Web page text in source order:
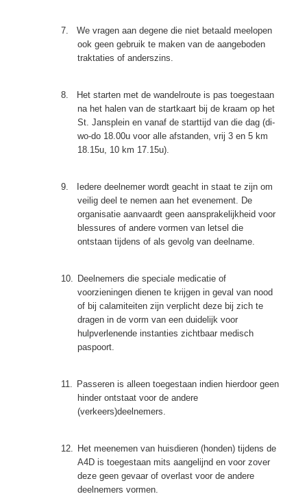
7.
We vragen aan degene die niet betaald meelopen
ook geen gebruik te maken van de aangeboden
traktaties of anderszins.
8.
Het starten met de wandelroute is pas toegestaan
na het halen van de startkaart bij de kraam op het
St. Jansplein en vanaf de starttijd van die dag (di-
wo-do 18.00u voor alle afstanden, vrij 3 en 5 km
18.15u, 10 km 17.15u).
9.
Iedere deelnemer wordt geacht in staat te zijn om
veilig deel te nemen aan het evenement. De
organisatie aanvaardt geen aansprakelijkheid voor
blessures of andere vormen van letsel die
ontstaan tijdens of als gevolg van deelname.
10. Deelnemers die speciale medicatie of
voorzieningen dienen te krijgen in geval van nood
of bij calamiteiten zijn verplicht deze bij zich te
dragen in de vorm van een duidelijk voor
hulpverlenende instanties zichtbaar medisch
paspoort.
11. Passeren is alleen toegestaan indien hierdoor geen
hinder ontstaat voor de andere
(verkeers)deelnemers.
12. Het meenemen van huisdieren (honden) tijdens de
A4D is toegestaan mits aangelijnd en voor zover
deze geen gevaar of overlast voor de andere
deelnemers vormen.